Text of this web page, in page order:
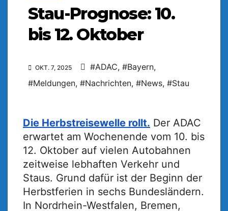
Stau-Prognose: 10.
bis 12. Oktober
OKT. 7, 2025 #ADAC, #Bayern,
#Meldungen, #Nachrichten, #News, #Stau
Die Herbstreisewelle rollt. Der ADAC
erwartet am Wochenende vom 10. bis
12. Oktober auf vielen Autobahnen
zeitweise lebhaften Verkehr und
Staus. Grund dafür ist der Beginn der
Herbstferien in sechs Bundesländern.
In Nordrhein-Westfalen, Bremen,